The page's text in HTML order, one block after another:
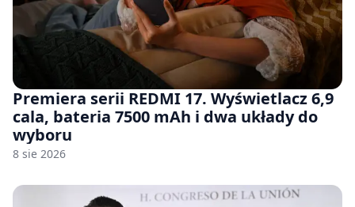
Premiera serii REDMI 17. Wyświetlacz 6,9
cala, bateria 7500 mAh i dwa układy do
wyboru
8 sie 2026